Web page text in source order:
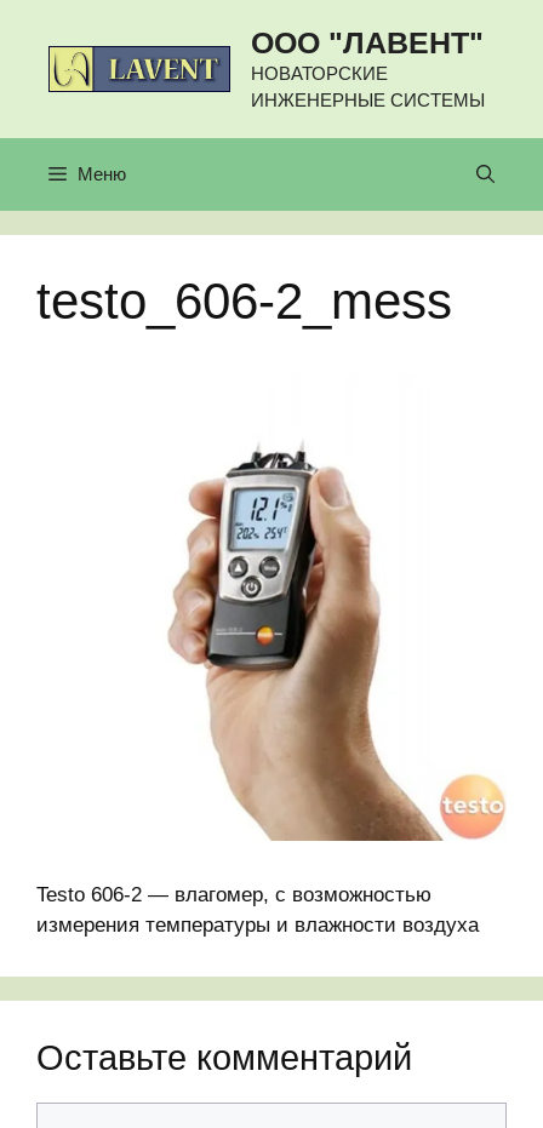
содержимому
ООО "ЛАВЕНТ"
НОВАТОРСКИЕ
ИНЖЕНЕРНЫЕ СИСТЕМЫ
Меню
testo_606-2_mess
Testo 606-2 — влагомер, с возможностью
измерения температуры и влажности воздуха
Оставьте комментарий